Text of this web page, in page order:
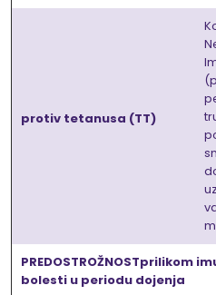
protiv tetanusa (TT)
PREDOSTROŽNOSTprilikom
bolesti u periodu dojenja